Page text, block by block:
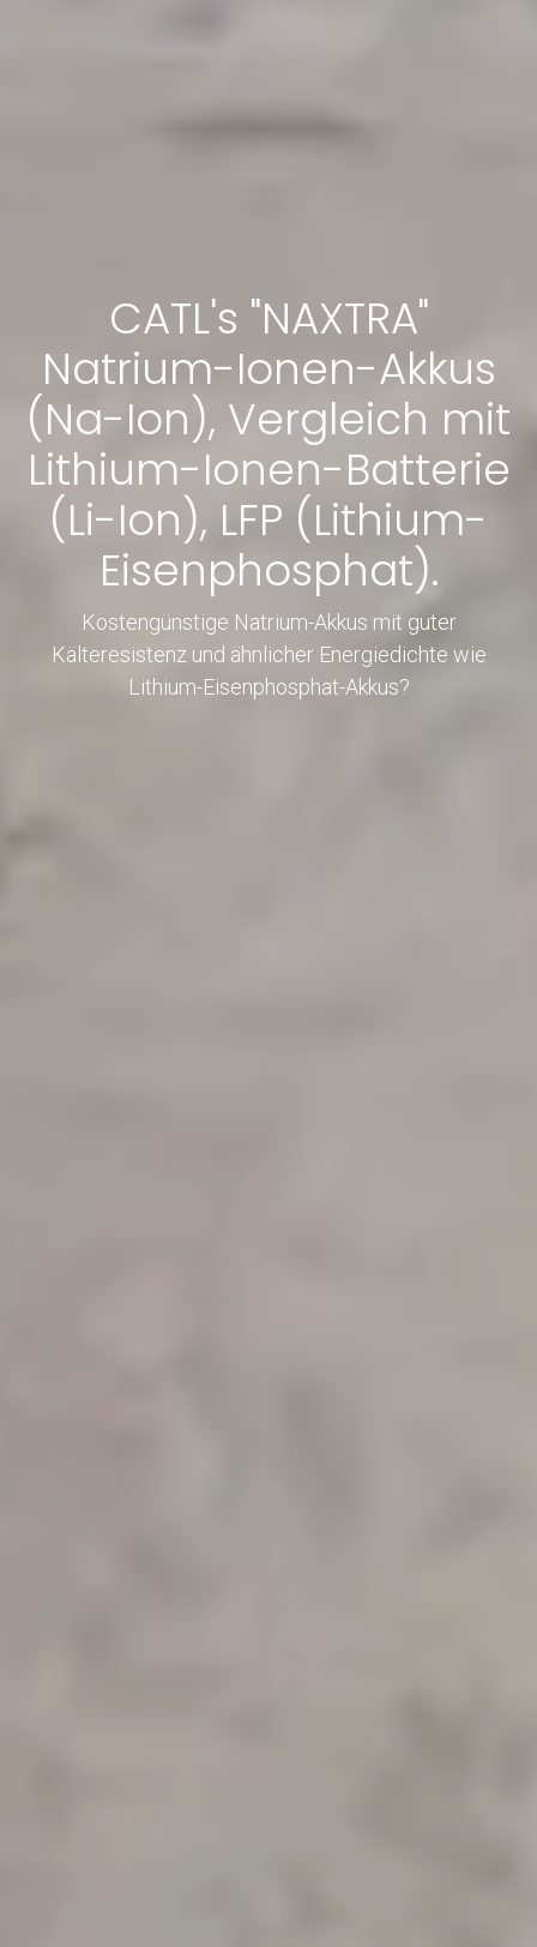
CATL's "NAXTRA"
Natrium-Ionen-Akkus
(Na-Ion), Vergleich mit
Lithium-Ionen-Batterie
(Li-Ion), LFP (Lithium-
Eisenphosphat).
Kostengünstige Natrium-Akkus mit guter
Kälteresistenz und ähnlicher Energiedichte wie
Lithium-Eisenphosphat-Akkus?